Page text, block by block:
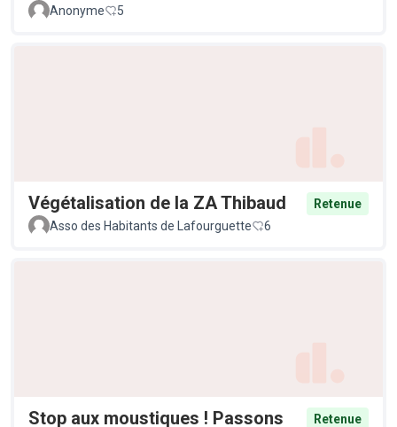
Anonyme 5
Végétalisation de la ZA Thibaud
Retenue
Asso des Habitants de Lafourguette
6
Stop aux moustiques ! Passons
Retenue